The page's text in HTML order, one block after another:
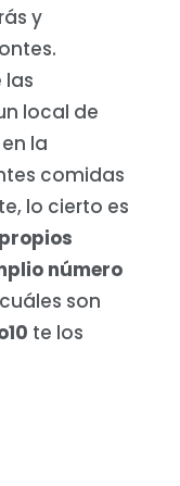
y
las
local de
la
comidas
lo cierto es
número
son
te los